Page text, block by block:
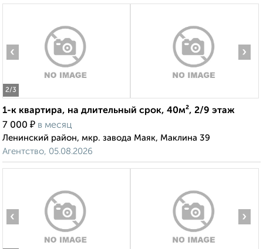
2/3
‹ ›
1-к квартира, на длительный срок, 40м², 2/9 этаж
7 000 ₽ в месяц
Ленинский район, мкр. завода Маяк, Маклина 39
Агентство, 05.08.2026
‹ ›